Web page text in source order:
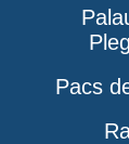
Pacs